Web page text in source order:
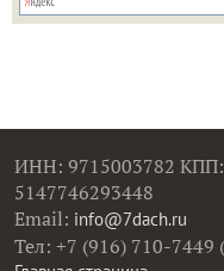
ИНН: 9715003782
5147746293448
Email: info@7dach.ru
Тел: +7 (916) 710-7449